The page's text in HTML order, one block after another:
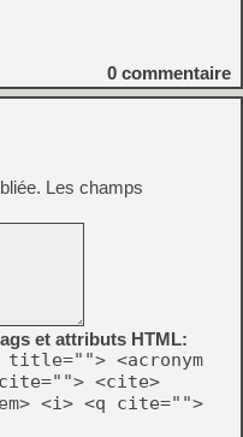
0 commentaire
Les champs
et attributs HTML:
<acronym
<cite>
<i> <q cite="">